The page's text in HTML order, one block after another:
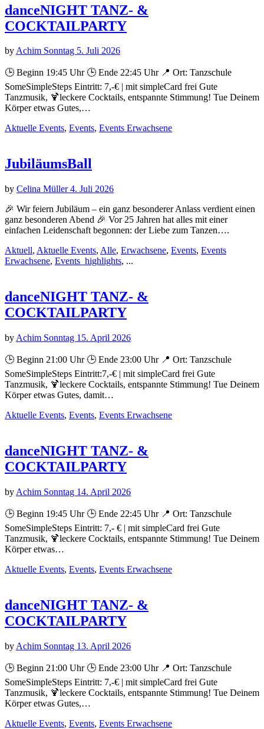
danceNIGHT TANZ- &
COCKTAILPARTY
byAchim Sonntag 5. Juli 2026
🕒 Beginn 19:45 Uhr 🕒 Ende 22:45 Uhr 📍 Ort: Tanzschule
SomeSimpleSteps Eintritt: 7,-€ | mit simpleCard frei Gute
Tanzmusik, 🍹leckere Cocktails, entspannte Stimmung! Tue Deinem
Körper etwas Gutes,…
Aktuelle Events, Events, Events Erwachsene
JubiläumsBall
by Celina Müller4. Juli 2026
🎉 Wir feiern Jubiläum – ein ganz besonderer Anlass verdient einen
ganz besonderen Abend 🎉 Vor 25 Jahren hat alles mit einer
einfachen Leidenschaft begonnen: der Liebe zum Tanzen….
Aktuell, Aktuelle Events, Alle, Erwachsene, Events, Events
Erwachsene, Events_highlights, ...
danceNIGHT TANZ- &
COCKTAILPARTY
by Achim Sonntag 15. April 2026
🕒 Beginn 21:00 Uhr 🕒 Ende 23:00 Uhr 📍 Ort: Tanzschule
SomeSimpleSteps Eintritt:7,-€ | mit simpleCard frei Gute
Tanzmusik, 🍹leckere Cocktails, entspannte Stimmung! Tue Deinem
Körper etwas Gutes, damit…
Aktuelle Events, Events, Events Erwachsene
danceNIGHT TANZ- &
COCKTAILPARTY
by Achim Sonntag 14. April 2026
🕒 Beginn 19:45 Uhr 🕒 Ende 22:45 Uhr 📍 Ort: Tanzschule
SomeSimpleSteps Eintritt: 7,- € | mit simpleCard frei Gute
Tanzmusik, 🍹leckere Cocktails, entspannte Stimmung! Tue Deinem
Körper etwas…
Aktuelle Events, Events, Events Erwachsene
danceNIGHT TANZ- &
COCKTAILPARTY
by Achim Sonntag 13. April 2026
🕒 Beginn 21:00 Uhr 🕒 Ende 23:00 Uhr 📍 Ort: Tanzschule
SomeSimpleSteps Eintritt: 7,-€ | mit simpleCard frei Gute
Tanzmusik, 🍹leckere Cocktails, entspannte Stimmung! Tue Deinem
Körper etwas Gutes,…
Aktuelle Events, Events, Events Erwachsene